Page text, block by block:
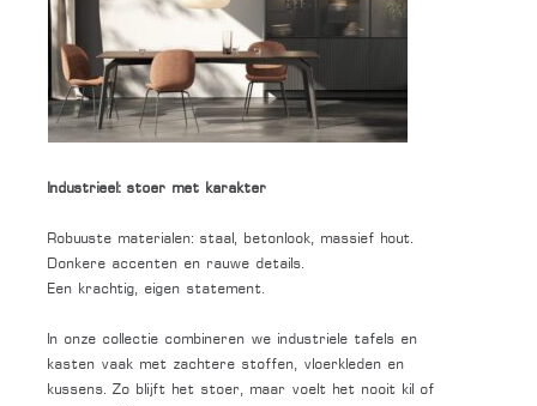
Industrieel: stoer met karakter
Robuuste materialen: staal, betonlook, massief hout.
Donkere accenten en rauwe details.
Een krachtig, eigen statement.
In onze collectie combineren we industriele tafels en
kasten vaak met zachtere stoffen, vloerkleden en
kussens. Zo blijft het stoer, maar voelt het nooit kil of